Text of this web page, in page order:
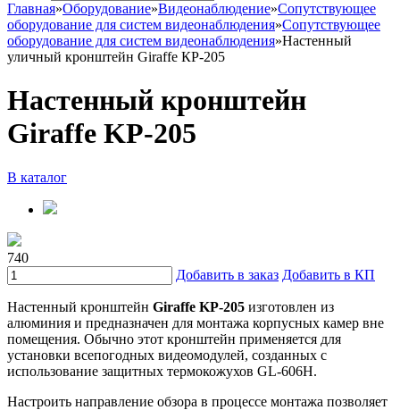
Главная»Оборудование»Видеонаблюдение»Сопутствующее
оборудование для систем видеонаблюдения»Сопутствующее
оборудование для систем видеонаблюдения»Настенный
уличный кронштейн Giraffe КР-205
Настенный кронштейн
Giraffe KP-205
В каталог
740
Добавить в заказ Добавить в КП
Настенный кронштейн Giraffe KP-205 изготовлен из
алюминия и предназначен для монтажа корпусных камер вне
помещения. Обычно этот кронштейн применяется для
установки всепогодных видеомодулей, созданных с
использование защитных термокожухов GL-606H.
Настроить направление обзора в процессе монтажа позволяет